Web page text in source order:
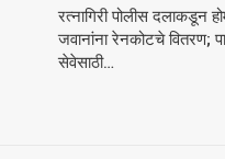
रत्नागिरी पोलीस दलाकडून
जवानांना रेनकोटचे वितरण;
सेवेसाठी…